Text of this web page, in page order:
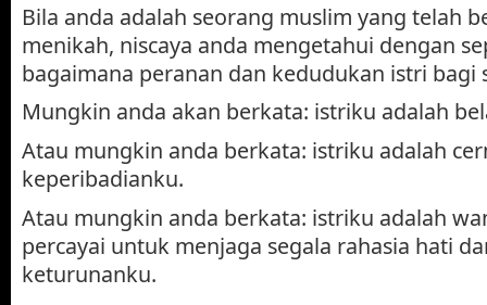
Bila anda adalah seorang muslim yang telah
menikah, niscaya anda mengetahui dengan
bagaimana peranan dan kedudukan istri bagi
Mungkin anda akan berkata: istriku adalah
Atau mungkin anda berkata: istriku adalah
keperibadianku.
Atau mungkin anda berkata: istriku adalah
percayai untuk menjaga segala rahasia hati
keturunanku.